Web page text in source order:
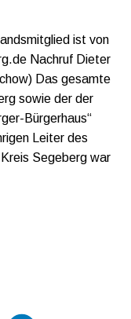
ist von
Nachruf Dieter
Das gesamte
sowie der der
Bürgerhaus“
Leiter des
Segeberg war